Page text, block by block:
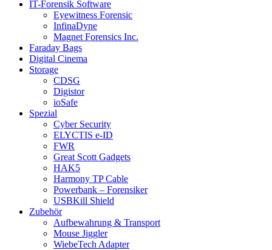
IT-Forensik Software
Eyewitness Forensic
InfinaDyne
Magnet Forensics Inc.
Faraday Bags
Digital Cinema
Storage
CDSG
Digistor
ioSafe
Spezial
Cyber Security
ELYCTIS e-ID
FWR
Great Scott Gadgets
HAK5
Harmony TP Cable
Powerbank – Forensiker
USBKill Shield
Zubehör
Aufbewahrung & Transport
Mouse Jiggler
WiebeTech Adapter